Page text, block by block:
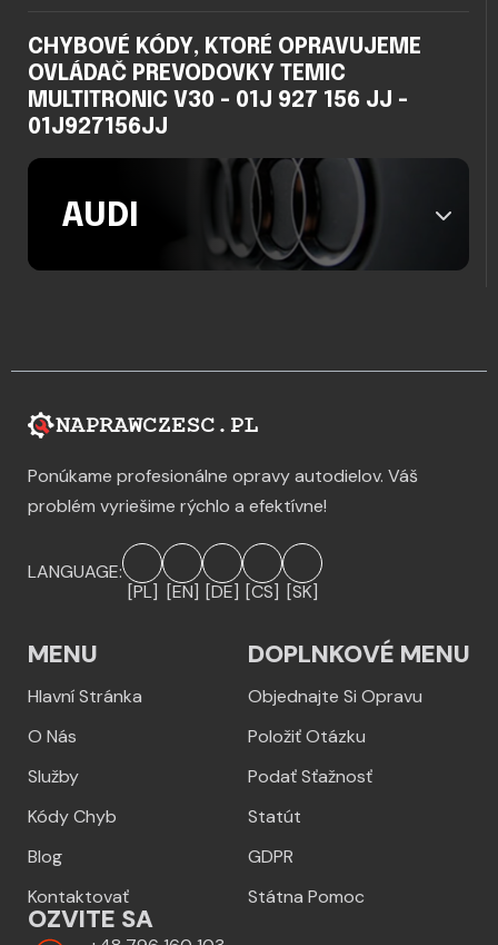
CHYBOVÉ KÓDY, KTORÉ OPRAVUJEME
OVLÁDAČ PREVODOVKY TEMIC
MULTITRONIC V30 - 01J 927 156 JJ -
01J927156JJ
AUDI
Ponúkame profesionálne opravy autodielov. Váš
problém vyriešime rýchlo a efektívne!
LANGUAGE:
[PL] [EN] [DE] [CS] [SK]
MENU
Hlavní Stránka
O Nás
Služby
Kódy Chyb
Blog
Kontaktovať
DOPLNKOVÉ MENU
Objednajte Si Opravu
Položiť Otázku
Podať Sťažnosť
Statút
GDPR
Státna Pomoc
OZVITE SA